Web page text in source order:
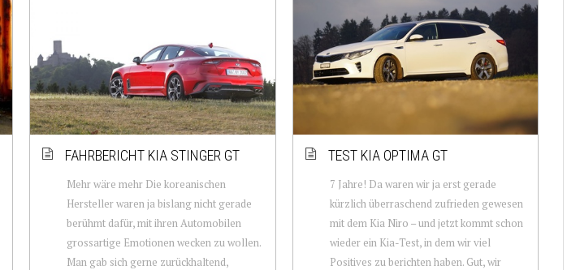
FAHRBERICHT KIA STINGER GT
Mehr wäre mehr Die koreanischen
Hersteller waren ja bislang nicht gerade
berühmt dafür, mit ihren Automobilen
grossartige Emotionen wecken zu wollen.
Man gab sich gerne zurückhaltend,
TEST KIA OPTIMA GT
7 Jahre! Da waren wir ja erst gerade
kürzlich überraschend zufrieden gewesen
mit dem Kia Niro – und jetzt kommt schon
wieder ein Kia-Test, in dem wir viel
Positives zu berichten haben. Gut, wir